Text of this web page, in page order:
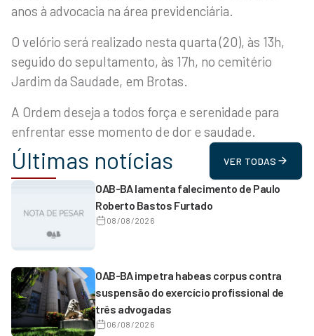
anos à advocacia na área previdenciária.
O velório será realizado nesta quarta (20), às 13h,
seguido do sepultamento, às 17h, no cemitério
Jardim da Saudade, em Brotas.
A Ordem deseja a todos força e serenidade para
enfrentar esse momento de dor e saudade.
Últimas notícias VER TODAS
OAB-BA lamenta falecimento de Paulo
Roberto Bastos Furtado
08/08/2026
OAB-BA impetra habeas corpus contra
suspensão do exercício profissional de
três advogadas
06/08/2026